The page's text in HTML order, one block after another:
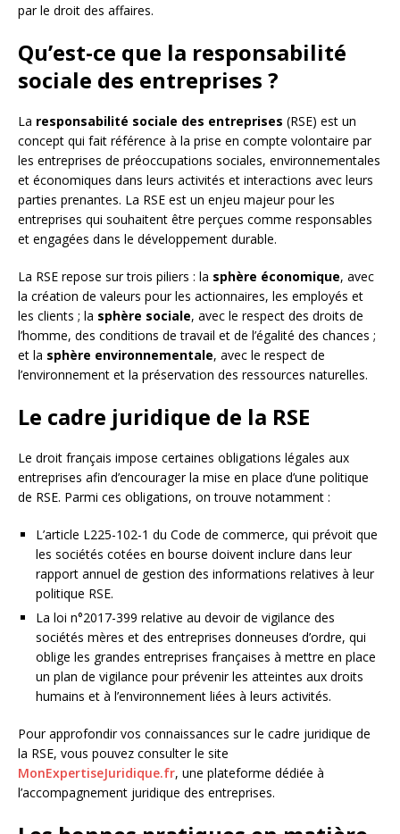
par le droit des affaires.
Qu’est-ce que la responsabilité
sociale des entreprises ?
La responsabilité sociale des entreprises (RSE) est un
concept qui fait référence à la prise en compte volontaire par
les entreprises de préoccupations sociales, environnementales
et économiques dans leurs activités et interactions avec leurs
parties prenantes. La RSE est un enjeu majeur pour les
entreprises qui souhaitent être perçues comme responsables
et engagées dans le développement durable.
La RSE repose sur trois piliers : la sphère économique, avec
la création de valeurs pour les actionnaires, les employés et
les clients ; la sphère sociale, avec le respect des droits de
l’homme, des conditions de travail et de l’égalité des chances ;
et la sphère environnementale, avec le respect de
l’environnement et la préservation des ressources naturelles.
Le cadre juridique de la RSE
Le droit français impose certaines obligations légales aux
entreprises afin d’encourager la mise en place d’une politique
de RSE. Parmi ces obligations, on trouve notamment :
L’article L225-102-1 du Code de commerce, qui prévoit que
les sociétés cotées en bourse doivent inclure dans leur
rapport annuel de gestion des informations relatives à leur
politique RSE.
La loi n°2017-399 relative au devoir de vigilance des
sociétés mères et des entreprises donneuses d’ordre, qui
oblige les grandes entreprises françaises à mettre en place
un plan de vigilance pour prévenir les atteintes aux droits
humains et à l’environnement liées à leurs activités.
Pour approfondir vos connaissances sur le cadre juridique de
la RSE, vous pouvez consulter le site
MonExpertiseJuridique.fr, une plateforme dédiée à
l’accompagnement juridique des entreprises.